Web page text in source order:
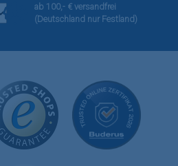
ab 100,- € versandfrei
(Deutschland nur Festland)